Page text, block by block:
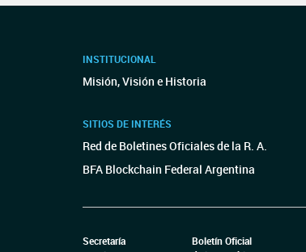
INSTITUCIONAL
Misión, Visión e Historia
SITIOS DE INTERÉS
Red de Boletines Oficiales de la R. A.
BFA Blockchain Federal Argentina
Secretaría
Boletín Oficial